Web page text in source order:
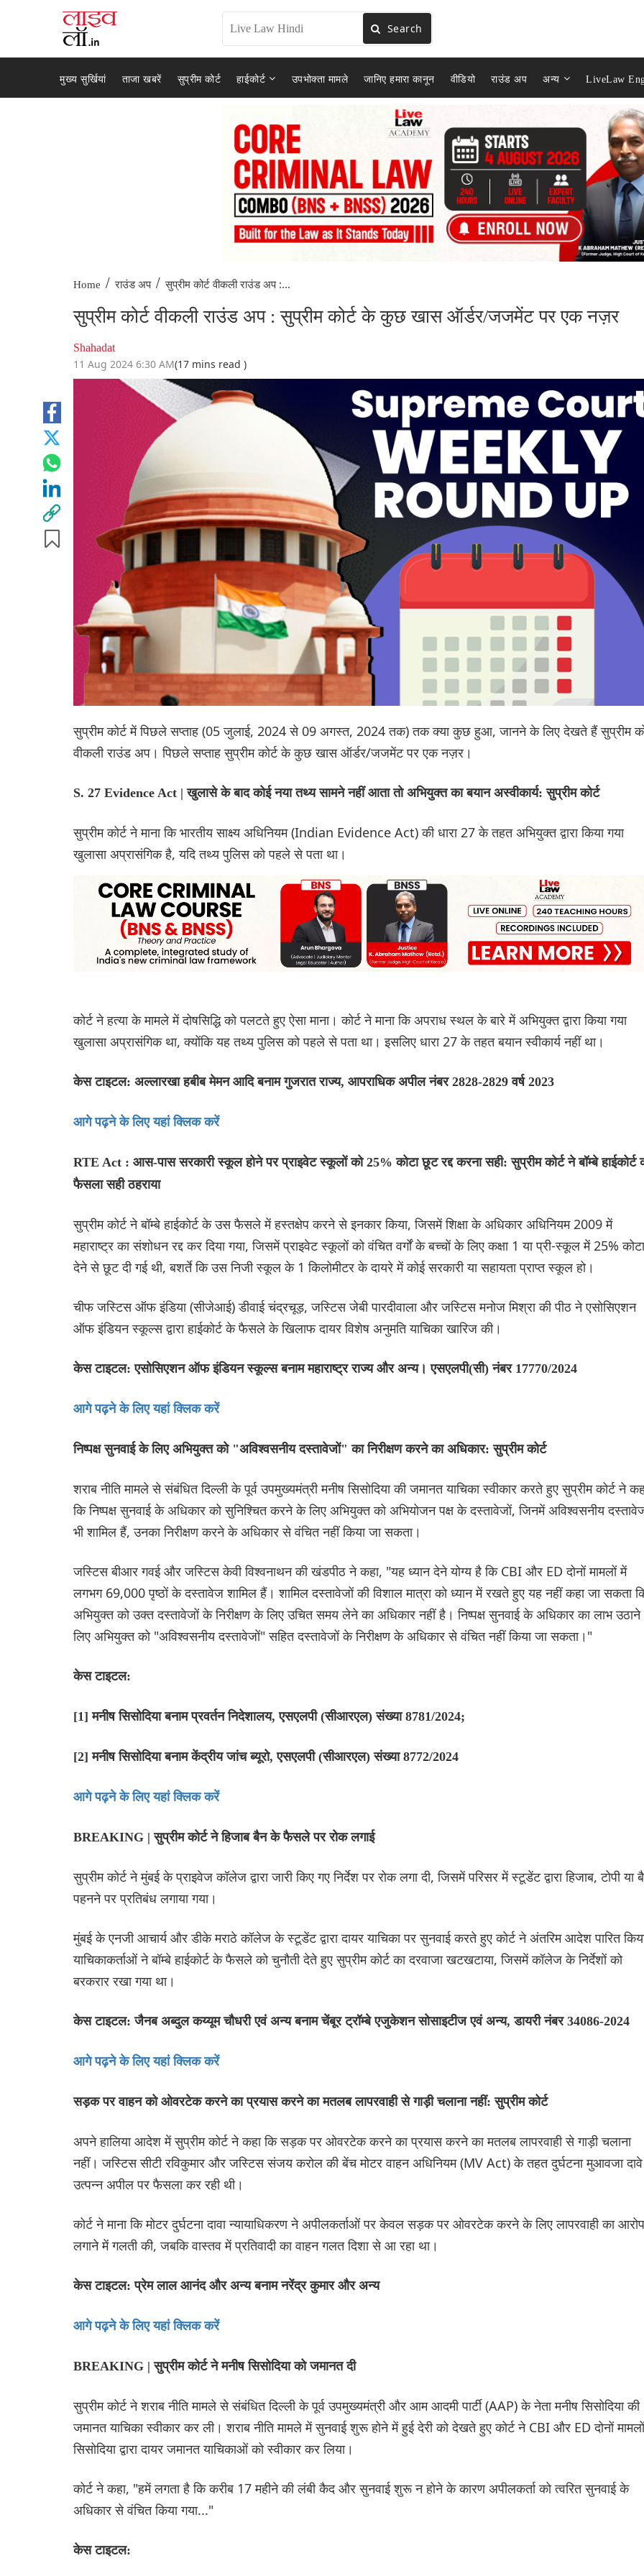
Search
मुख्य सुर्खियां ताजा खबरें सुप्रीम कोर्ट हाईकोर्ट उपभोक्ता मामले जानिए हमारा कानून वीडियो राउंड अप अन्य LiveLaw
Home / राउंड अप / सुप्रीम कोर्ट वीकली राउंड अप :...
सुप्रीम कोर्ट वीकली राउंड अप : सुप्रीम कोर्ट के कुछ खास ऑर्डर/जजमेंट पर एक नज़र
Shahadat
11 Aug 2024 6:30 AM(17 mins read )
सुप्रीम कोर्ट में पिछले सप्ताह (05 जुलाई, 2024 से 09 अगस्त, 2024 तक) तक क्या कुछ हुआ, जानने के लिए देखते हैं सुप्रीम
वीकली राउंड अप। पिछले सप्ताह सुप्रीम कोर्ट के कुछ खास ऑर्डर/जजमेंट पर एक नज़र।
S. 27 Evidence Act | खुलासे के बाद कोई नया तथ्य सामने नहीं आता तो अभियुक्त का बयान अस्वीकार्य: सुप्रीम कोर्ट
सुप्रीम कोर्ट ने माना कि भारतीय साक्ष्य अधिनियम (Indian Evidence Act) की धारा 27 के तहत अभियुक्त द्वारा किया गया
खुलासा अप्रासंगिक है, यदि तथ्य पुलिस को पहले से पता था।
कोर्ट ने हत्या के मामले में दोषसिद्धि को पलटते हुए ऐसा माना। कोर्ट ने माना कि अपराध स्थल के बारे में अभियुक्त द्वारा किया गया
खुलासा अप्रासंगिक था, क्योंकि यह तथ्य पुलिस को पहले से पता था। इसलिए धारा 27 के तहत बयान स्वीकार्य नहीं था।
केस टाइटल: अल्लारखा हबीब मेमन आदि बनाम गुजरात राज्य, आपराधिक अपील नंबर 2828-2829 वर्ष 2023
आगे पढ़ने के लिए यहां क्लिक करें
RTE Act : आस-पास सरकारी स्कूल होने पर प्राइवेट स्कूलों को 25% कोटा छूट रद्द करना सही: सुप्रीम कोर्ट ने बॉम्बे हाईकोर्ट
फैसला सही ठहराया
सुप्रीम कोर्ट ने बॉम्बे हाईकोर्ट के उस फैसले में हस्तक्षेप करने से इनकार किया, जिसमें शिक्षा के अधिकार अधिनियम 2009 में
महाराष्ट्र का संशोधन रद्द कर दिया गया, जिसमें प्राइवेट स्कूलों को वंचित वर्गों के बच्चों के लिए कक्षा 1 या प्री-स्कूल में 25% कोटा
देने से छूट दी गई थी, बशर्ते कि उस निजी स्कूल के 1 किलोमीटर के दायरे में कोई सरकारी या सहायता प्राप्त स्कूल हो।
चीफ जस्टिस ऑफ इंडिया (सीजेआई) डीवाई चंद्रचूड़, जस्टिस जेबी पारदीवाला और जस्टिस मनोज मिश्रा की पीठ ने एसोसिएशन
ऑफ इंडियन स्कूल्स द्वारा हाईकोर्ट के फैसले के खिलाफ दायर विशेष अनुमति याचिका खारिज की।
केस टाइटल: एसोसिएशन ऑफ इंडियन स्कूल्स बनाम महाराष्ट्र राज्य और अन्य। एसएलपी(सी) नंबर 17770/2024
आगे पढ़ने के लिए यहां क्लिक करें
निष्पक्ष सुनवाई के लिए अभियुक्त को "अविश्वसनीय दस्तावेजों" का निरीक्षण करने का अधिकार: सुप्रीम कोर्ट
शराब नीति मामले से संबंधित दिल्ली के पूर्व उपमुख्यमंत्री मनीष सिसोदिया की जमानत याचिका स्वीकार करते हुए सुप्रीम कोर्ट ने
कि निष्पक्ष सुनवाई के अधिकार को सुनिश्चित करने के लिए अभियुक्त को अभियोजन पक्ष के दस्तावेजों, जिनमें अविश्वसनीय
भी शामिल हैं, उनका निरीक्षण करने के अधिकार से वंचित नहीं किया जा सकता।
जस्टिस बीआर गवई और जस्टिस केवी विश्वनाथन की खंडपीठ ने कहा, "यह ध्यान देने योग्य है कि CBI और ED दोनों मामलों में
लगभग 69,000 पृष्ठों के दस्तावेज शामिल हैं। शामिल दस्तावेजों की विशाल मात्रा को ध्यान में रखते हुए यह नहीं कहा जा सकता
अभियुक्त को उक्त दस्तावेजों के निरीक्षण के लिए उचित समय लेने का अधिकार नहीं है। निष्पक्ष सुनवाई के अधिकार का लाभ
लिए अभियुक्त को "अविश्वसनीय दस्तावेजों" सहित दस्तावेजों के निरीक्षण के अधिकार से वंचित नहीं किया जा सकता।"
केस टाइटल:
[1] मनीष सिसोदिया बनाम प्रवर्तन निदेशालय, एसएलपी (सीआरएल) संख्या 8781/2024;
[2] मनीष सिसोदिया बनाम केंद्रीय जांच ब्यूरो, एसएलपी (सीआरएल) संख्या 8772/2024
आगे पढ़ने के लिए यहां क्लिक करें
BREAKING | सुप्रीम कोर्ट ने हिजाब बैन के फैसले पर रोक लगाई
सुप्रीम कोर्ट ने मुंबई के प्राइवेज कॉलेज द्वारा जारी किए गए निर्देश पर रोक लगा दी, जिसमें परिसर में स्टूडेंट द्वारा हिजाब, टोपी या
पहनने पर प्रतिबंध लगाया गया।
मुंबई के एनजी आचार्य और डीके मराठे कॉलेज के स्टूडेंट द्वारा दायर याचिका पर सुनवाई करते हुए कोर्ट ने अंतरिम आदेश पारित
याचिकाकर्ताओं ने बॉम्बे हाईकोर्ट के फैसले को चुनौती देते हुए सुप्रीम कोर्ट का दरवाजा खटखटाया, जिसमें कॉलेज के निर्देशों को
बरकरार रखा गया था।
केस टाइटल: जैनब अब्दुल कय्यूम चौधरी एवं अन्य बनाम चेंबूर ट्रॉम्बे एजुकेशन सोसाइटीज एवं अन्य, डायरी नंबर 34086-2024
आगे पढ़ने के लिए यहां क्लिक करें
सड़क पर वाहन को ओवरटेक करने का प्रयास करने का मतलब लापरवाही से गाड़ी चलाना नहीं: सुप्रीम कोर्ट
अपने हालिया आदेश में सुप्रीम कोर्ट ने कहा कि सड़क पर ओवरटेक करने का प्रयास करने का मतलब लापरवाही से गाड़ी चलाना
नहीं। जस्टिस सीटी रविकुमार और जस्टिस संजय करोल की बेंच मोटर वाहन अधिनियम (MV Act) के तहत दुर्घटना मुआवजा
उत्पन्न अपील पर फैसला कर रही थी।
कोर्ट ने माना कि मोटर दुर्घटना दावा न्यायाधिकरण ने अपीलकर्ताओं पर केवल सड़क पर ओवरटेक करने के लिए लापरवाही का आरोप
लगाने में गलती की, जबकि वास्तव में प्रतिवादी का वाहन गलत दिशा से आ रहा था।
केस टाइटल: प्रेम लाल आनंद और अन्य बनाम नरेंद्र कुमार और अन्य
आगे पढ़ने के लिए यहां क्लिक करें
BREAKING | सुप्रीम कोर्ट ने मनीष सिसोदिया को जमानत दी
सुप्रीम कोर्ट ने शराब नीति मामले से संबंधित दिल्ली के पूर्व उपमुख्यमंत्री और आम आदमी पार्टी (AAP) के नेता मनीष सिसोदिया की
जमानत याचिका स्वीकार कर ली। शराब नीति मामले में सुनवाई शुरू होने में हुई देरी को देखते हुए कोर्ट ने CBI और ED दोनों
सिसोदिया द्वारा दायर जमानत याचिकाओं को स्वीकार कर लिया।
कोर्ट ने कहा, "हमें लगता है कि करीब 17 महीने की लंबी कैद और सुनवाई शुरू न होने के कारण अपीलकर्ता को त्वरित सुनवाई के
अधिकार से वंचित किया गया..."
केस टाइटल: